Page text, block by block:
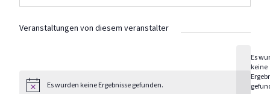
Veranstaltungen von diesem veranstalter
Hinweis
Es
keine
HinweisEs wurden keine Ergebnisse gefunden.